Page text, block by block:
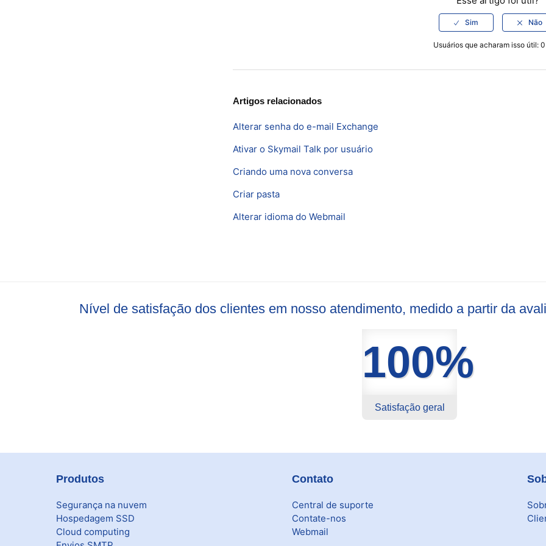
Usuários que acharam isso útil:
Artigos relacionados
Alterar senha do e-mail Exchange
Ativar o Skymail Talk por usuário
Criando uma nova conversa
Criar pasta
Alterar idioma do Webmail
Nível de satisfação dos clientes em nosso atendimento, medido a partir da
100%
Satisfação geral
Produtos
Segurança na nuvem
Hospedagem SSD
Cloud computing
Contato
Central de suporte
Contate-nos
Webmail